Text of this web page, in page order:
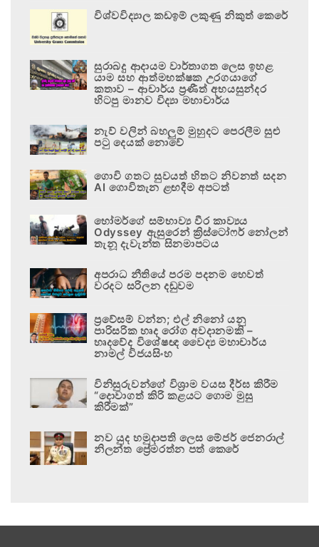
විශ්වවිද්‍යාල කඩඉම් ලකුණු නිකුත් කෙරේ
සුරාබදු ආදායම වාර්තාගත ලෙස ඉහළ
යාම සහ ආත්මභක්ෂක උරගයාගේ
කතාව – ආචාර්ය ප්‍රණීත් අභයසුන්දර
හිටපු මානව විද්‍යා මහාචාර්ය
නැව් වලින් බහලුම් මුහුදට පෙරලීම සුළු
පටු දෙයක් නොවේ
ගොවි ගතට සුවයත් හිතට නිවනත් සදන
AI ගොවිතැන ළඟදීම අපටත්
හෝමර්ගේ සම්භාව්‍ය වීර කාව්‍යය
Odyssey ඇසුරෙන් ක්‍රිස්ටෝෆර් නෝලන්
තැනූ දැවැන්ත සිනමාපටය
අපරාධ නීතියේ පරම පදනම හෙවත්
වරදට සරිලන දඬුවම
ප්‍රවේසම් වන්න; එල් නිනෝ යනු
පාරිසරික හෘද රෝග අවදානමකි –
හෘදවේද විශේෂඥ වෛද්‍ය මහාචාර්ය
නාමල් විජයසිංහ
විනිසුරුවන්ගේ විශ්‍රාම වයස දීර්ඝ කිරීම
“දොවාගත් කිරි කළයට ගොම මුසු
කිරීමක්”
නව යුද හමුදාපති ලෙස මේජර් ජෙනරාල්
නිලන්ත ප්‍රේමරත්න පත් කෙරේ